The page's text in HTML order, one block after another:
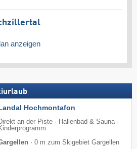
anzeigen
Hochmontafon
an der Piste · Hallenbad & Sauna ·
· 0 m zum Skigebiet Gargellen